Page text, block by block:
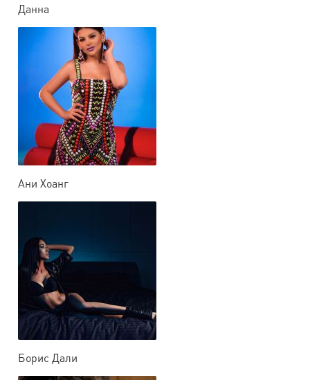
Данна
Ани Хоанг
Борис Дали